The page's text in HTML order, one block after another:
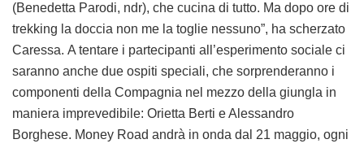
(Benedetta Parodi, ndr), che cucina di tutto. Ma dopo ore di
trekking la doccia non me la toglie nessuno”, ha scherzato
Caressa. A tentare i partecipanti all’esperimento sociale ci
saranno anche due ospiti speciali, che sorprenderanno i
componenti della Compagnia nel mezzo della giungla in
maniera imprevedibile: Orietta Berti e Alessandro
Borghese. Money Road andrà in onda dal 21 maggio, ogni